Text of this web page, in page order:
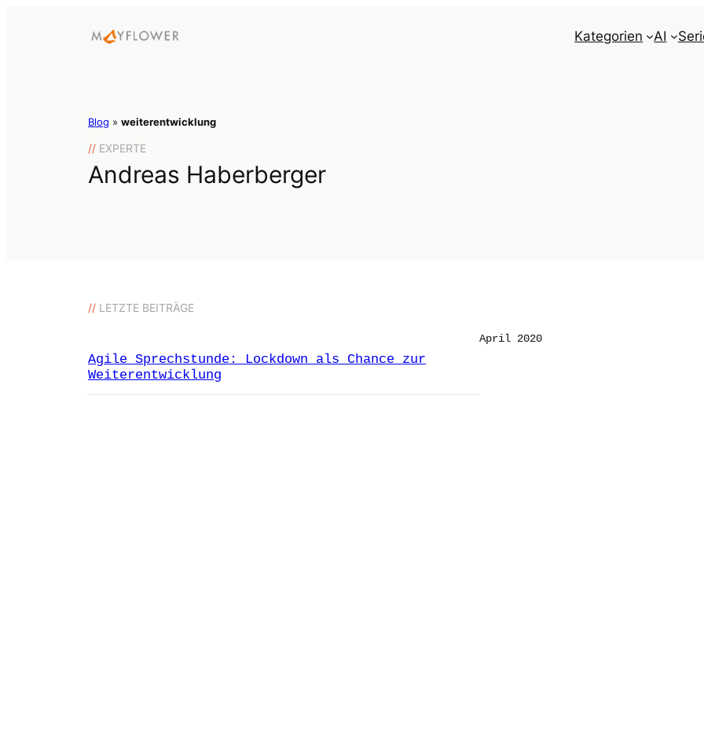
Kategorien AI
Blog » weiterentwicklung
// EXPERTE
Andreas Haberberger
// LETZTE BEITRÄGE
Agile Sprechstunde: Lockdown als Chance zur
Weiterentwicklung
April 2020